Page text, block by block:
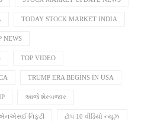
TODAY STOCK MARKET INDIA
NEWS
TOP VIDEO
TRUMP ERA BEGINS IN USA
આજે શેરબજાર
નિફ્ટી ટોપ 10 વીડિયો ન્યૂઝ